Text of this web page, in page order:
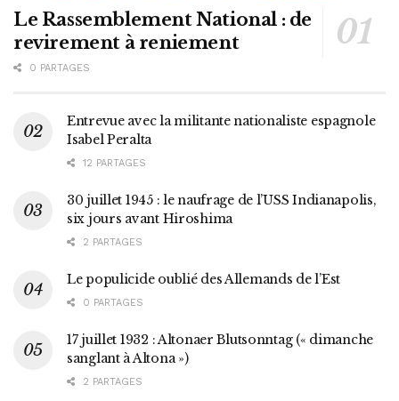
Le Rassemblement National : de
revirement à reniement
0 PARTAGES
Entrevue avec la militante nationaliste espagnole
Isabel Peralta
12 PARTAGES
30 juillet 1945 : le naufrage de l’USS Indianapolis,
six jours avant Hiroshima
2 PARTAGES
Le populicide oublié des Allemands de l’Est
0 PARTAGES
17 juillet 1932 : Altonaer Blutsonntag (« dimanche
sanglant à Altona »)
2 PARTAGES